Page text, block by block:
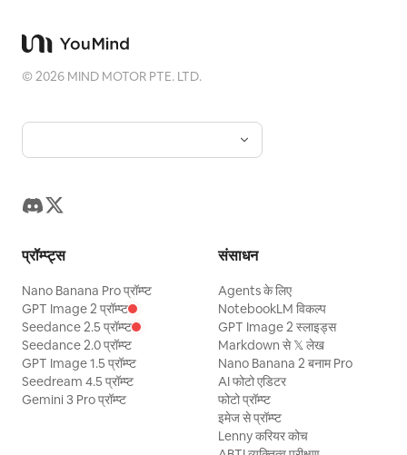
©2026 MIND MOTOR PTE. LTD.
प्रॉम्प्ट्स
Nano Banana Pro प्रॉम्प्ट
GPT Image 2 प्रॉम्प्ट
Seedance 2.5 प्रॉम्प्ट
Seedance 2.0 प्रॉम्प्ट
GPT Image 1.5 प्रॉम्प्ट
Seedream 4.5 प्रॉम्प्ट
Gemini 3 Pro प्रॉम्प्ट
संसाधन
Agents के लिए
NotebookLM विकल्प
GPT Image 2 स्लाइड्स
Markdown से 𝕏 लेख
Nano Banana 2 बनाम Pro
AI फोटो एडिटर
फोटो प्रॉम्प्ट
इमेज से प्रॉम्प्ट
Lenny करियर कोच